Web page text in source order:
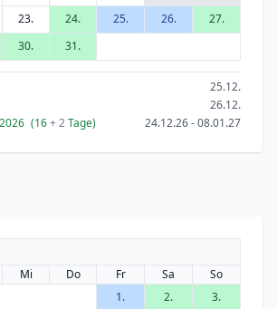
23. 24. 25. 26.
27.
30. 31.
25.12.
26.12.
(16+ 2Tage) 24.12.26 - 08.01.27
Mi Do Fr Sa
So
1.
2.
3.